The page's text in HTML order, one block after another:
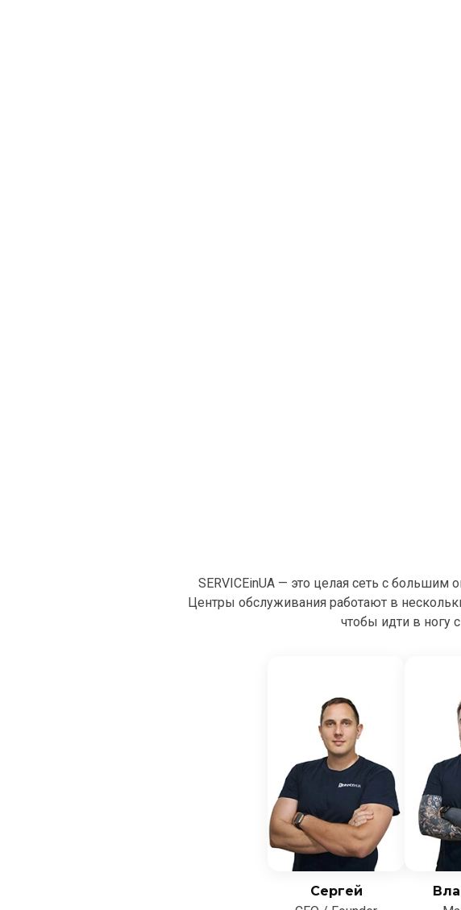
SERVICEinUA — это целая сеть с
Центры обслуживания работают в
чтобы идти в ногу
Сергей